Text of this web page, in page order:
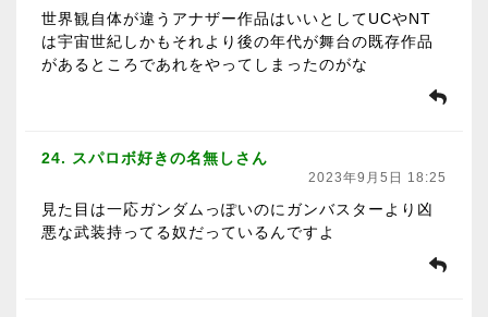
世界観自体が違うアナザー作品はいいとしてUCやNT
は宇宙世紀しかもそれより後の年代が舞台の既存作品
があるところであれをやってしまったのがな
24. スパロボ好きの名無しさん
2023年9月5日 18:25
見た目は一応ガンダムっぽいのにガンバスターより凶
悪な武装持ってる奴だっているんですよ